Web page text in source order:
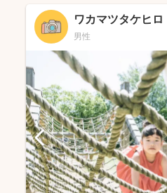
ワカマツタケヒロ
男性